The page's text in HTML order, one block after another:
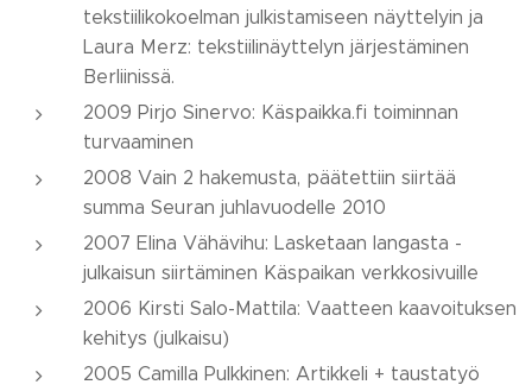
tekstiilikokoelman julkistamiseen näyttelyin ja
Laura Merz: tekstiilinäyttelyn järjestäminen
Berliinissä.
2009 Pirjo Sinervo: Käspaikka.fi toiminnan
turvaaminen
2008 Vain 2 hakemusta, päätettiin siirtää
summa Seuran juhlavuodelle 2010
2007 Elina Vähävihu: Lasketaan langasta -
julkaisun siirtäminen Käspaikan verkkosivuille
2006 Kirsti Salo-Mattila: Vaatteen kaavoituksen
kehitys (julkaisu)
2005 Camilla Pulkkinen: Artikkeli + taustatyö